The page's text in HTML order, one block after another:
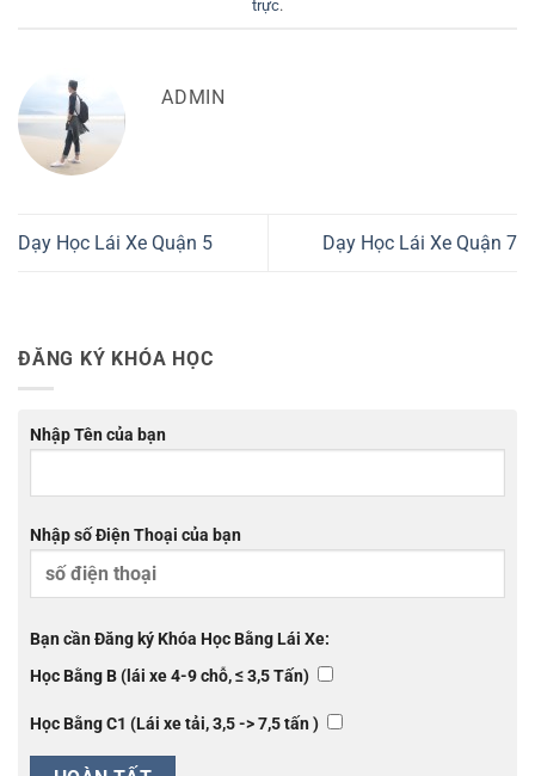
trực.
ADMIN
Dạy Học Lái Xe Quận 5 Dạy Học Lái Xe Quận 7
ĐĂNG KÝ KHÓA HỌC
Nhập Tên của bạn
Nhập số Điện Thoại của bạn
Bạn cần Đăng ký Khóa Học Bằng Lái Xe:
Học Bằng B (lái xe 4-9 chỗ, ≤ 3,5 Tấn)
Học Bằng C1 (Lái xe tải, 3,5 -> 7,5 tấn )